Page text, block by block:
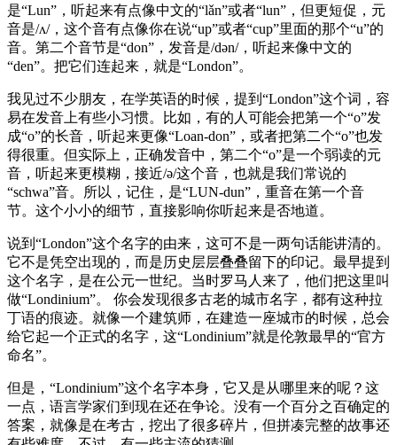
是“Lun”，听起来有点像中文的“lǎn”或者“lun”，但更短促，元
音是/ʌ/，这个音有点像你在说“up”或者“cup”里面的那个“u”的
音。第二个音节是“don”，发音是/dən/，听起来像中文的
“den”。把它们连起来，就是“London”。
我见过不少朋友，在学英语的时候，提到“London”这个词，容
易在发音上有些小习惯。比如，有的人可能会把第一个“o”发
成“o”的长音，听起来更像“Loan-don”，或者把第二个“o”也发
得很重。但实际上，正确发音中，第二个“o”是一个弱读的元
音，听起来更模糊，接近/ə/这个音，也就是我们常说的
“schwa”音。所以，记住，是“LUN-dun”，重音在第一个音
节。这个小小的细节，直接影响你听起来是否地道。
说到“London”这个名字的由来，这可不是一两句话能讲清的。
它不是凭空出现的，而是历史层层叠叠留下的印记。最早提到
这个名字，是在公元一世纪。当时罗马人来了，他们把这里叫
做“Londinium”。 你会发现很多古老的城市名字，都有这种拉
丁语的痕迹。就像一个建筑师，在建造一座城市的时候，总会
给它起一个正式的名字，这“Londinium”就是伦敦最早的“官方
命名”。
但是，“Londinium”这个名字本身，它又是从哪里来的呢？这
一点，语言学家们到现在还在争论。没有一个百分之百确定的
答案，就像是在考古，挖出了很多碎片，但拼凑完整的故事还